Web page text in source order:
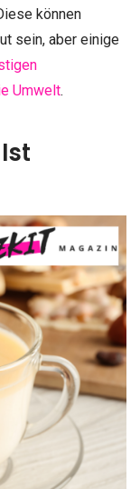
können
sein, aber einige
Umwelt.